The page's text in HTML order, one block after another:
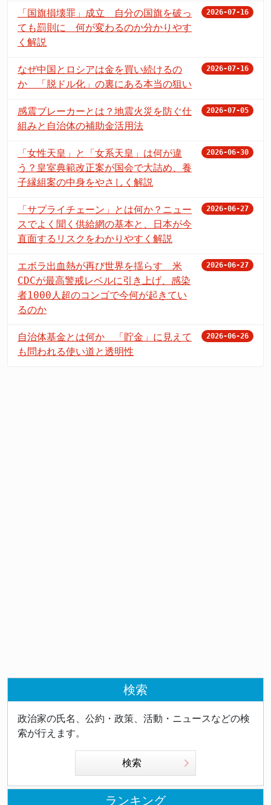
「国旗損壊罪」成立 自分の国旗を破っ
ても罰則に 何が変わるのか分かりやす
く解説
2026-07-16
なぜ中国とロシアは金を買い続けるの
か 「脱ドル化」の裏にある本当の狙い
2026-07-16
感震ブレーカーとは？地震火災を防ぐ仕
組みと自治体の補助金活用法
2026-07-05
「女性天皇」と「女系天皇」は何が違
う？皇室典範改正案が国会で大詰め、養
子縁組案の中身をやさしく解説
2026-06-30
「サプライチェーン」とは何か？ニュー
スでよく聞く供給網の基本と、日本が今
直面するリスクをわかりやすく解説
2026-06-27
エボラ出血熱が再び世界を揺らす 米
CDCが最高警戒レベルに引き上げ、感染
者1000人超のコンゴで今何が起きてい
るのか
2026-06-27
自治体基金とは何か 「貯金」に見えて
も問われる使い道と透明性
2026-06-26
検索
政治家の氏名、公約・政策、活動・ニュースなどの検
索が行えます。
検索
ランキング